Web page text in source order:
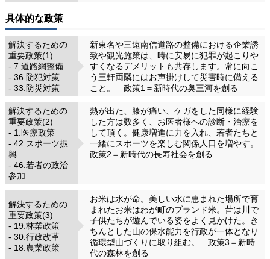
具体的な政策
解決するための
重要政策(1)
- 7.道路網整備
- 36.防犯対策
- 33.防災対策
新東名や三遠南信道路の整備における企業誘
致や観光施策は、時に安易に犯罪が起こりや
すくなるデメリットも共存します。常に向こ
う三軒両隣にはお声掛けして災害時に備える
こと。 政策1＝新時代の奥三河を創る
解決するための
重要政策(2)
- 1.医療政策
- 42.スポーツ振
興
- 46.若者の政治
参加
熱が出た、膝が痛い、ケガをした同様に経験
した方は数多く、お医者様への診断・治療を
して頂く。健康増進に力を入れ、若者たちと
一緒にスポーツを楽しむ関係人口を増やす。
政策2＝新時代の長寿社会を創る
解決するための
重要政策(3)
- 19.林業政策
- 30.行政改革
- 18.農業政策
お米は水が命。美しい水に恵まれた場所で育
まれたお米はわが町のブランド米。昔は川で
子供たちが遊んでいる姿をよく見かけた。き
ちんとした山の保水能力を行政が一体となり
循環型山づくりに取り組む。 政策3＝新時
代の森林を創る